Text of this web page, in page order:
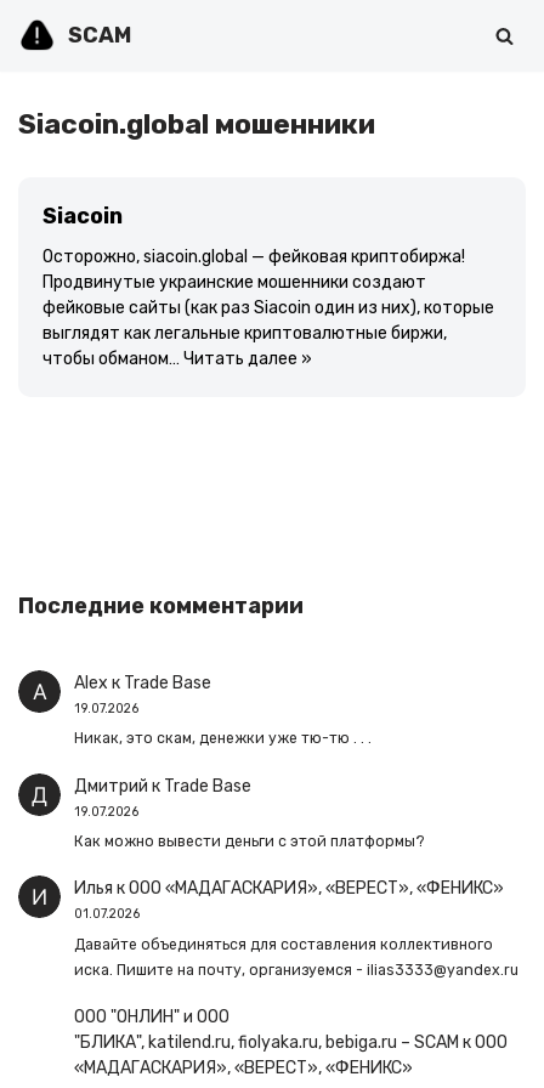
содержимому
SCAM
Siacoin.global мошенники
Siacoin
Осторожно, siacoin.global — фейковая криптобиржа!
Продвинутые украинские мошенники создают
фейковые сайты (как раз Siacoin один из них), которые
выглядят как легальные криптовалютные биржи,
чтобы обманом… Читать далее »
Последние комментарии
Alex к Trade Base
19.07.2026
Никак, это скам, денежки уже тю-тю . . .
Дмитрий к Trade Base
19.07.2026
Как можно вывести деньги с этой платформы?
Илья кООО «МАДАГАСКАРИЯ», «ВЕРЕСТ», «ФЕНИКС»
01.07.2026
Давайте объединяться для составления коллективного
иска. Пишите на почту, организуемся - ilias3333@yandex.ru
ООО "ОНЛИН" и ООО
"БЛИКА", katilend.ru, fiolyaka.ru, bebiga.ru – SCAM кООО
«МАДАГАСКАРИЯ», «ВЕРЕСТ», «ФЕНИКС»